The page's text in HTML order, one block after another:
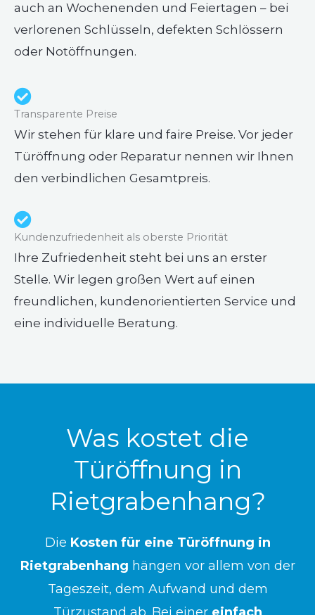
auch an Wochenenden und Feiertagen – bei
verlorenen Schlüsseln, defekten Schlössern
oder Notöffnungen.
Transparente Preise
Wir stehen für klare und faire Preise. Vor jeder
Türöffnung oder Reparatur nennen wir Ihnen
den verbindlichen Gesamtpreis.
Kundenzufriedenheit als oberste Priorität
Ihre Zufriedenheit steht bei uns an erster
Stelle. Wir legen großen Wert auf einen
freundlichen, kundenorientierten Service und
eine individuelle Beratung.
Was kostet die
Türöffnung in
Rietgrabenhang?
Die Kosten für eine Türöffnung in
Rietgrabenhang hängen vor allem von der
Tageszeit, dem Aufwand und dem